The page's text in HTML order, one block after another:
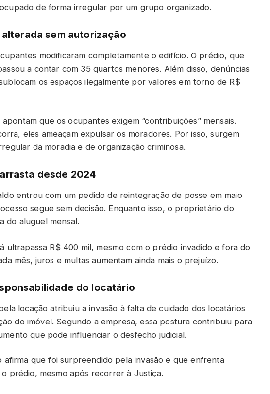
de forma irregular por um grupo organizado.
sem autorização
modificaram completamente o edifício. O prédio, que
a contar com 35 quartos menores. Além disso, denúncias
os espaços ilegalmente por valores em torno de R$
que os ocupantes exigem “contribuições” mensais.
eles ameaçam expulsar os moradores. Por isso, surgem
da moradia e de organização criminosa.
desde 2024
entrou com um pedido de reintegração de posse em maio
segue sem decisão. Enquanto isso, o proprietário do
do aluguel mensal.
ultrapassa R$ 400 mil, mesmo com o prédio invadido e fora do
mês, juros e multas aumentam ainda mais o prejuízo.
do locatário
locação atribuiu a invasão à falta de cuidado dos locatários
do imóvel. Segundo a empresa, essa postura contribuiu para
que pode influenciar o desfecho judicial.
afirma que foi surpreendido pela invasão e que enfrenta
prédio, mesmo após recorrer à Justiça.